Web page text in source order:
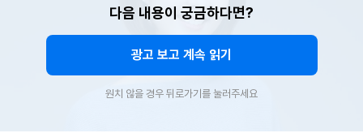
다음 내용이 궁금하다면?
광고 보고 계속 읽기
원치 않을 경우 뒤로가기를 눌러주세요